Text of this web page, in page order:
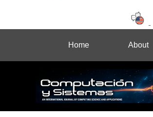
Home About